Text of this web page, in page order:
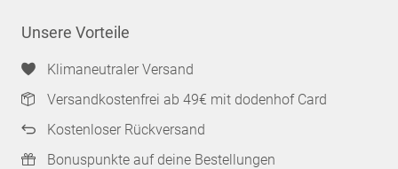
Unsere Vorteile
Klimaneutraler Versand
Versandkostenfrei ab 49€ mit dodenhof Card
Kostenloser Rückversand
Bonuspunkte auf deine Bestellungen